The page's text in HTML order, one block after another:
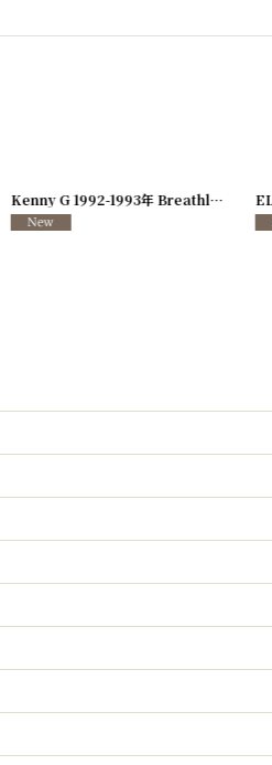
08] Kenny G 1992-1993年 Breathless Tour